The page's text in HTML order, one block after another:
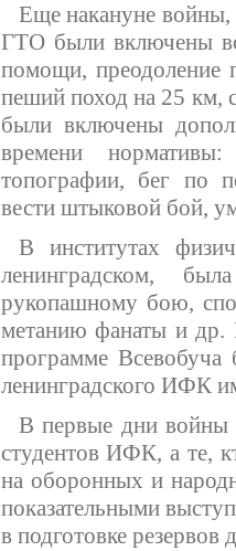
Еще накануне войны,
ГТО были включены
помощи, преодоление
пеший поход на 25 км,
были включены
времени
топографии, бег по
вести штыковой бой,
В институтах
ленинградском,
рукопашному бою,
метанию фанаты и
программе Всевобуча
ленинградского ИФК
В первые дни войны
студентов ИФК, а те,
на оборонных и
показательными
в подготовке